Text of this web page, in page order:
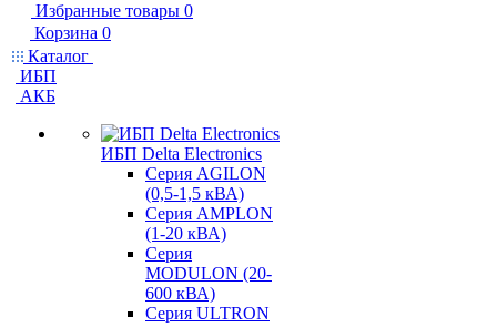
Избранные товары 0
Корзина 0
Каталог
ИБП
АКБ
ИБП Delta Electronics
Серия AGILON
(0,5-1,5 кВА)
Серия AMPLON
(1-20 кВА)
Серия
MODULON (20-
600 кВА)
Серия ULTRON